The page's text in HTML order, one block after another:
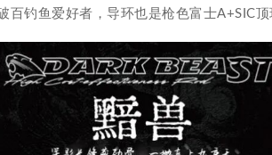
百钓鱼爱好者，导环也是枪色富士A+SIC